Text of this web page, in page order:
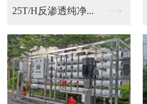
6吨/小时一级反渗透...